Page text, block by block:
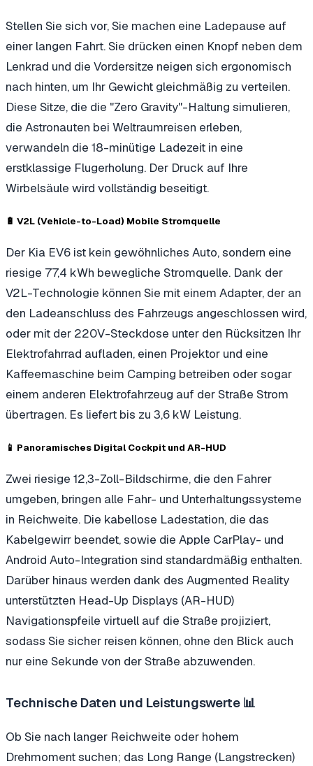
Stellen Sie sich vor, Sie machen eine Ladepause auf
einer langen Fahrt. Sie drücken einen Knopf neben dem
Lenkrad und die Vordersitze neigen sich ergonomisch
nach hinten, um Ihr Gewicht gleichmäßig zu verteilen.
Diese Sitze, die die "Zero Gravity"-Haltung simulieren,
die Astronauten bei Weltraumreisen erleben,
verwandeln die 18-minütige Ladezeit in eine
erstklassige Flugerholung. Der Druck auf Ihre
Wirbelsäule wird vollständig beseitigt.
🔋 V2L (Vehicle-to-Load) Mobile Stromquelle
Der Kia EV6 ist kein gewöhnliches Auto, sondern eine
riesige 77,4 kWh bewegliche Stromquelle. Dank der
V2L-Technologie können Sie mit einem Adapter, der an
den Ladeanschluss des Fahrzeugs angeschlossen wird,
oder mit der 220V-Steckdose unter den Rücksitzen Ihr
Elektrofahrrad aufladen, einen Projektor und eine
Kaffeemaschine beim Camping betreiben oder sogar
einem anderen Elektrofahrzeug auf der Straße Strom
übertragen. Es liefert bis zu 3,6 kW Leistung.
📱 Panoramisches Digital Cockpit und AR-HUD
Zwei riesige 12,3-Zoll-Bildschirme, die den Fahrer
umgeben, bringen alle Fahr- und Unterhaltungssysteme
in Reichweite. Die kabellose Ladestation, die das
Kabelgewirr beendet, sowie die Apple CarPlay- und
Android Auto-Integration sind standardmäßig enthalten.
Darüber hinaus werden dank des Augmented Reality
unterstützten Head-Up Displays (AR-HUD)
Navigationspfeile virtuell auf die Straße projiziert,
sodass Sie sicher reisen können, ohne den Blick auch
nur eine Sekunde von der Straße abzuwenden.
Technische Daten und Leistungswerte 📊
Ob Sie nach langer Reichweite oder hohem
Drehmoment suchen; das Long Range (Langstrecken)